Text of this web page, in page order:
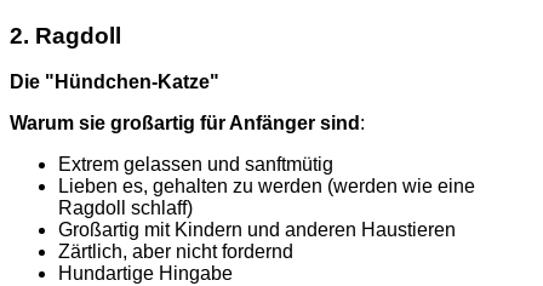
2. Ragdoll
Die "Hündchen-Katze"
Warum sie großartig für Anfänger sind :
Extrem gelassen und sanftmütig
Lieben es, gehalten zu werden (werden wie eine
Ragdoll schlaff)
Großartig mit Kindern und anderen Haustieren
Zärtlich, aber nicht fordernd
Hundartige Hingabe